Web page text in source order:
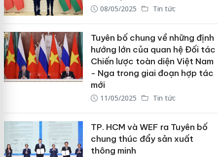
08/05/2025 Tin tức
Tuyên bố chung về những định
hướng lớn của quan hệ Đối tác
Chiến lược toàn diện Việt Nam
- Nga trong giai đoạn hợp tác
mới
11/05/2025 Tin tức
TP. HCM và WEF ra Tuyên bố
chung thúc đẩy sản xuất
thông minh